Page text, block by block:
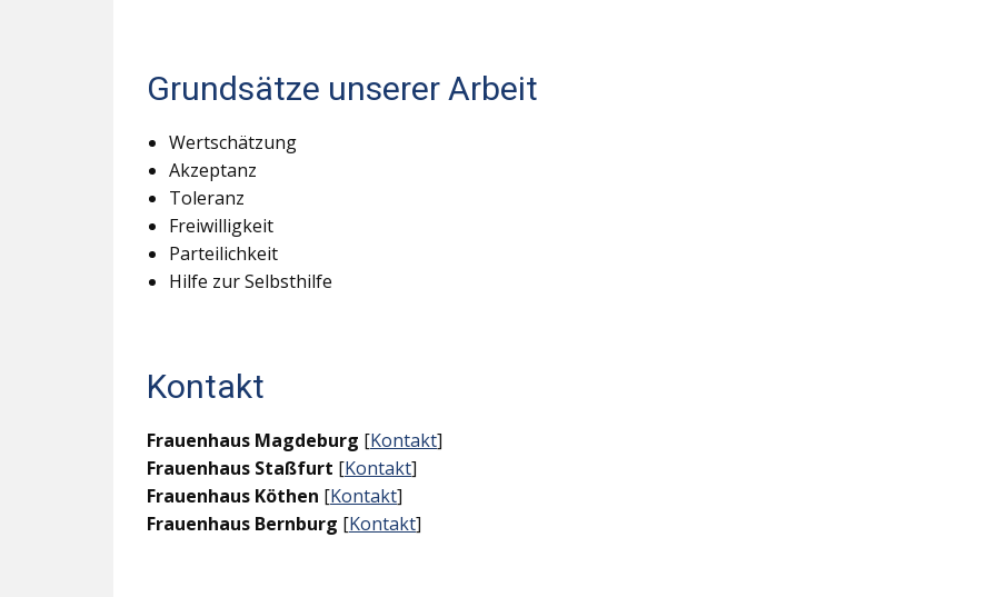
Grundsätze unserer Arbeit
Wertschätzung
Akzeptanz
Toleranz
Freiwilligkeit
Parteilichkeit
Hilfe zur Selbsthilfe
Kontakt
Frauenhaus Magdeburg [Kontakt]
Frauenhaus Staßfurt [Kontakt]
Frauenhaus Köthen [Kontakt]
Frauenhaus Bernburg [Kontakt]